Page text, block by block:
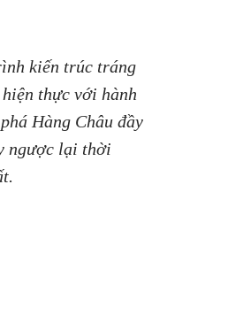
kiến trúc tráng
thực với hành
Hàng Châu đầy
ngược lại thời